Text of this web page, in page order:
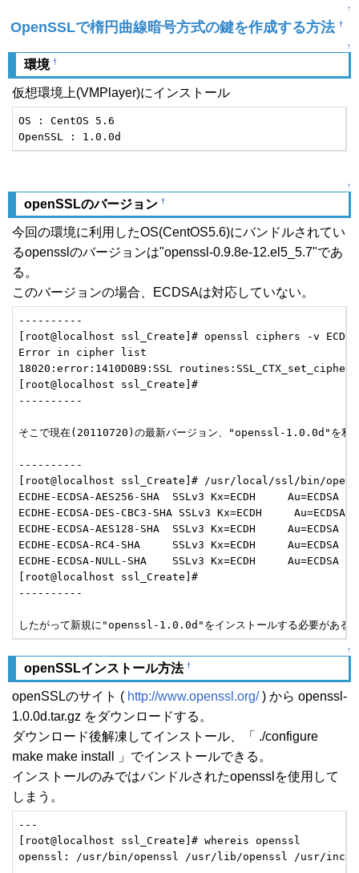
↑
OpenSSLで楕円曲線暗号方式の鍵を作成する方法 †
↑
環境 †
仮想環境上(VMPlayer)にインストール
OS : CentOS 5.6
OpenSSL : 1.0.0d
↑
openSSLのバージョン †
今回の環境に利用したOS(CentOS5.6)にバンドルされてい
るopensslのバージョンは"openssl-0.9.8e-12.el5_5.7"であ
る。
このバージョンの場合、ECDSAは対応していない。
----------
[root@localhost ssl_Create]# openssl ciphers -v ECDSA
Error in cipher list
18020:error:1410D0B9:SSL
[root@localhost ssl_Create]#
----------
そこで現在(20110720)の最新バージョン、"openssl-1.0.0d"を利用
----------
[root@localhost ssl_Create]# /usr/local/ssl/bin/
ECDHE-ECDSA-AES256-SHA  SSLv3 Kx=ECDH     Au=ECDSA
ECDHE-ECDSA-DES-CBC3-SHA SSLv3 Kx=ECDH     Au=ECDSA
ECDHE-ECDSA-AES128-SHA  SSLv3 Kx=ECDH     Au=ECDSA
ECDHE-ECDSA-RC4-SHA     SSLv3 Kx=ECDH     Au=ECDSA
ECDHE-ECDSA-NULL-SHA    SSLv3 Kx=ECDH     Au=ECDSA
[root@localhost ssl_Create]#
----------
↑
openSSLインストール方法 †
openSSLのサイト ( http://www.openssl.org/) から openssl-
1.0.0d.tar.gz をダウンロードする。
ダウンロード後解凍してインストール、「 ./configure
make make install 」でインストールできる。
インストールのみではバンドルされたopensslを使用して
しまう。
---
[root@localhost ssl_Create]# whereis openssl
openssl: /usr/bin/openssl /usr/lib/openssl /usr/